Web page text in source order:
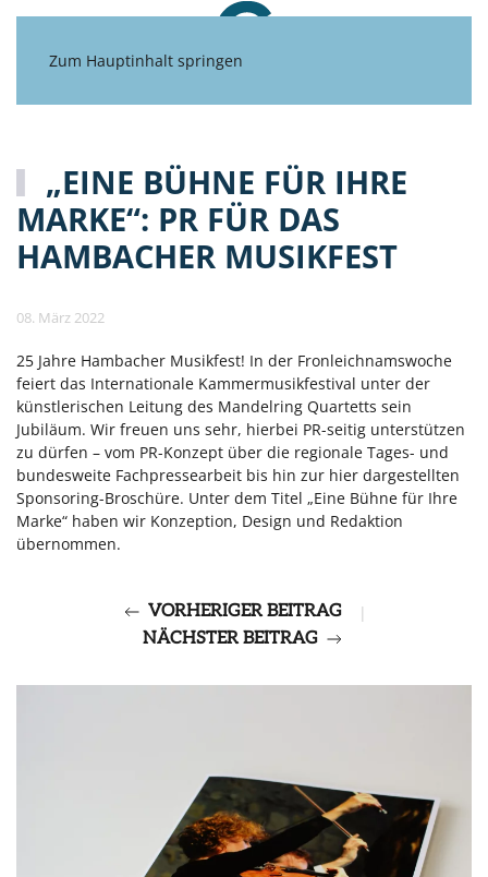
Zum Hauptinhalt springen
„EINE BÜHNE FÜR IHRE
MARKE“: PR FÜR DAS
HAMBACHER MUSIKFEST
08. März 2022
25 Jahre Hambacher Musikfest! In der Fronleichnamswoche
feiert das Internationale Kammermusikfestival unter der
künstlerischen Leitung des Mandelring Quartetts sein
Jubiläum. Wir freuen uns sehr, hierbei PR-seitig unterstützen
zu dürfen – vom PR-Konzept über die regionale Tages- und
bundesweite Fachpressearbeit bis hin zur hier dargestellten
Sponsoring-Broschüre. Unter dem Titel „Eine Bühne für Ihre
Marke“ haben wir Konzeption, Design und Redaktion
übernommen.
VORHERIGER BEITRAG
|
NÄCHSTER BEITRAG